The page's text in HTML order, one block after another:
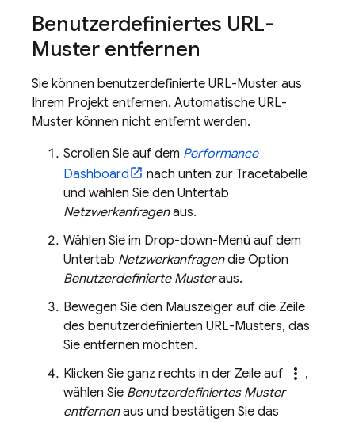
Benutzerdefiniertes URL-
Muster entfernen
Sie können benutzerdefinierte URL-Muster aus
Ihrem Projekt entfernen. Automatische URL-
Muster können nicht entfernt werden.
Scrollen Sie auf dem Performance
Dashboard
nach unten zur Tracetabelle
und wählen Sie den Untertab
Netzwerkanfragenaus.
Wählen Sie im Drop-down-Menü auf dem
Untertab Netzwerkanfragendie Option
Benutzerdefinierte Musteraus.
Bewegen Sie den Mauszeiger auf die Zeile
des benutzerdefinierten URL-Musters, das
Sie entfernen möchten.
Klicken Sie ganz rechts in der Zeile auf
more_vert ,
wählen Sie Benutzerdefiniertes Muster
entfernenaus und bestätigen Sie das